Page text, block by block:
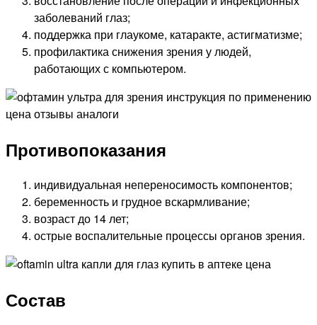
заболеваний глаз;
поддержка при глаукоме, катаракте, астигматизме;
профилактика снижения зрения у людей,
работающих с компьютером.
Противопоказания
индивидуальная непереносимость компонентов;
беременность и грудное вскармливание;
возраст до 14 лет;
острые воспалительные процессы органов зрения.
Состав